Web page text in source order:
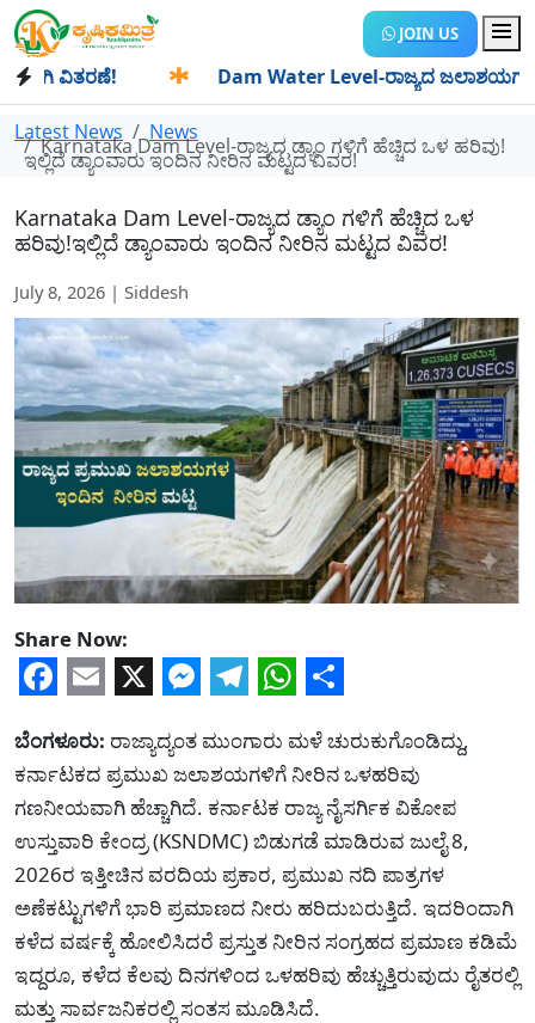
JOIN US
ವಿತರಣೆ! Dam Water Level-ರಾಜ್ಯದ ಜಲಾಶಯಗಳಿಗೆ
Latest News News
Karnataka Dam Level-ರಾಜ್ಯದ ಡ್ಯಾಂ ಗಳಿಗೆ ಹೆಚ್ಚಿದ ಒಳ ಹರಿವು!
ಇಲ್ಲಿದೆ ಡ್ಯಾಂವಾರು ಇಂದಿನ ನೀರಿನ ಮಟ್ಟದ ವಿವರ!
Karnataka Dam Level-ರಾಜ್ಯದ ಡ್ಯಾಂ ಗಳಿಗೆ ಹೆಚ್ಚಿದ ಒಳ
ಹರಿವು!ಇಲ್ಲಿದೆ ಡ್ಯಾಂವಾರು ಇಂದಿನ ನೀರಿನ ಮಟ್ಟದ ವಿವರ!
July 8, 2026 | Siddesh
Share Now:
ಬೆಂಗಳೂರು: ರಾಜ್ಯಾದ್ಯಂತ ಮುಂಗಾರು ಮಳೆ ಚುರುಕುಗೊಂಡಿದ್ದು,
ಕರ್ನಾಟಕದ ಪ್ರಮುಖ ಜಲಾಶಯಗಳಿಗೆ ನೀರಿನ ಒಳಹರಿವು
ಗಣನೀಯವಾಗಿ ಹೆಚ್ಚಾಗಿದೆ. ಕರ್ನಾಟಕ ರಾಜ್ಯ ನೈಸರ್ಗಿಕ ವಿಕೋಪ
ಉಸ್ತುವಾರಿ ಕೇಂದ್ರ (KSNDMC) ಬಿಡುಗಡೆ ಮಾಡಿರುವ ಜುಲೈ 8,
2026ರ ಇತ್ತೀಚಿನ ವರದಿಯ ಪ್ರಕಾರ, ಪ್ರಮುಖ ನದಿ ಪಾತ್ರಗಳ
ಅಣೆಕಟ್ಟುಗಳಿಗೆ ಭಾರಿ ಪ್ರಮಾಣದ ನೀರು ಹರಿದುಬರುತ್ತಿದೆ. ಇದರಿಂದಾಗಿ
ಕಳೆದ ವರ್ಷಕ್ಕೆ ಹೋಲಿಸಿದರೆ ಪ್ರಸ್ತುತ ನೀರಿನ ಸಂಗ್ರಹದ ಪ್ರಮಾಣ ಕಡಿಮೆ
ಇದ್ದರೂ, ಕಳೆದ ಕೆಲವು ದಿನಗಳಿಂದ ಒಳಹರಿವು ಹೆಚ್ಚುತ್ತಿರುವುದು ರೈತರಲ್ಲಿ
ಮತ್ತು ಸಾರ್ವಜನಿಕರಲ್ಲಿ ಸಂತಸ ಮೂಡಿಸಿದೆ.